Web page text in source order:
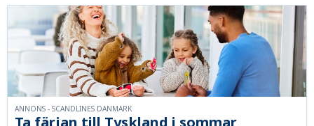
ANNONS - SCANDLINES DANMARK